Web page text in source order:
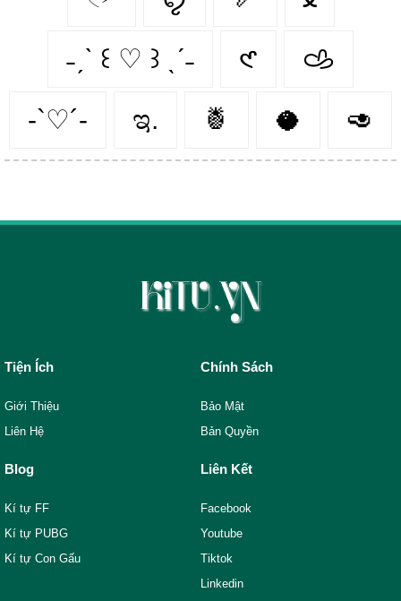
˗ˏˋ ꒰ ♡ ꒱ ˎˊ˗ 𑣲 𐚁
-`♡´- ಇ. 🍍 🥥 🥑
Tiện Ích
Giới Thiệu
Liên Hệ
Chính Sách
Bảo Mật
Bản Quyền
Blog
Kí tự FF
Kí tự PUBG
Kí tự Con Gấu
Liên Kết
Facebook
Youtube
Tiktok
Linkedin